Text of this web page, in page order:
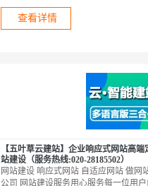
查看详情
【五叶草云建站】企业响应式网站高
站建设（服务热线:020-28185502）
网站建设 响应式网站 自适应网站 做网
公司 网站建设服务用心服务每一位用